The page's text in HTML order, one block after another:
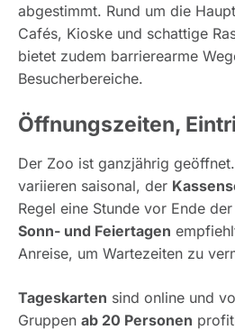
abgestimmt. Rund um die
Cafés, Kioske und schattige
bietet zudem barrierearme
Besucherbereiche.
Öffnungszeiten,
Der Zoo ist ganzjährig
variieren saisonal, der
Regel eine Stunde vor Ende
Sonn- und Feiertagen
Anreise, um Wartezeiten zu
Tageskarten sind online und
Gruppen ab 20 Personen